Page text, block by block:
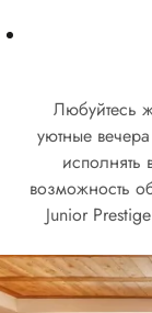
Любуйтесь
уютные
возможность
Junior